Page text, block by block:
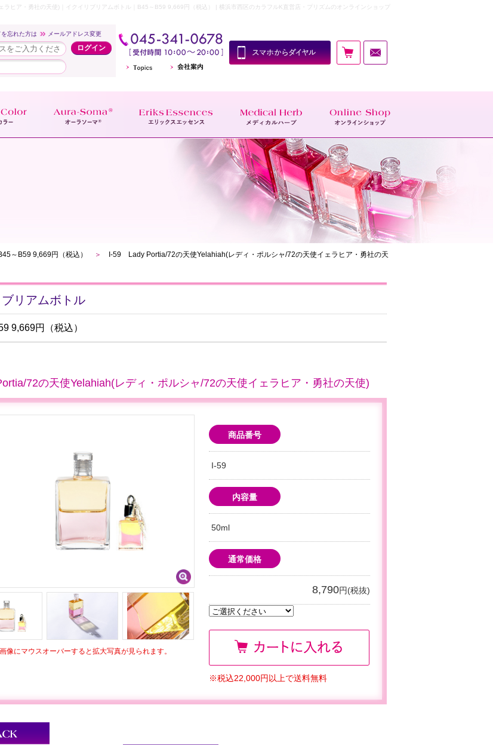
ヒア・勇社の天使)｜イクイリブリアムボトル｜B45～B59 9,669円（税込） | 横浜市西区のカラフルK直営店・プリズムのオンラインショップ
忘れた方は メールアドレス変更
～B59 9,669円（税込） ＞
I-59 Lady Portia/72の天使Yelahiah(レディ・ポルシャ/72の天使イェラヒア・勇社の天
リアムボトル
9,669円（税込）
72の天使Yelahiah(レディ・ポルシャ/72の天使イェラヒア・勇社の天使)
像にマウスオーバーすると拡大写真が見られます。
商品番号
I-59
内容量
50ml
通常価格
8,790円(税抜)
※税込22,000円以上で送料無料